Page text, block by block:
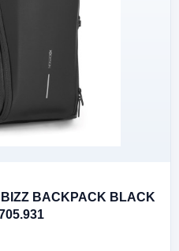
BACKPACK BLACK